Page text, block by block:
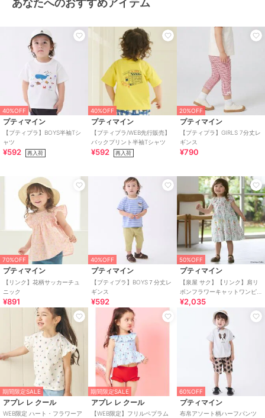
あなたへのおすすめアイテム
40%OFF
プティマイン
【プティプラ】BOYS半袖Tシ
ャツ
¥592 再入荷
40%OFF
プティマイン
【プティプラ/WEB先行販売】
バックプリント半袖Tシャツ
¥592 再入荷
20%OFF
プティマイン
【プティプラ】GIRLS 7分丈レ
ギンス
¥790
70%OFF
プティマイン
【リンク】花柄サッカーチュ
ニック
¥891
40%OFF
プティマイン
【プティプラ】BOYS７分丈レ
ギンス
¥592
50%OFF
プティマイン
【泉屋 サク】【リンク】肩リ
ボンフラワーキャットワンピ
ース
¥2,035
期間限定SALE
アプレ レ クール
WEB限定 ハート・フラワーア
期間限定SALE
アプレ レ クール
【WEB限定】フリルペプラム
60%OFF
プティマイン
布帛アソート柄ハーフパンツ